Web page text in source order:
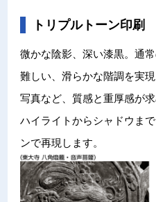
トリプルトーン印刷
微かな陰影、深い漆黒。通
難しい、滑らかな階調を実
写真など、質感と重厚感が
ハイライトからシャドウま
ンで再現します。